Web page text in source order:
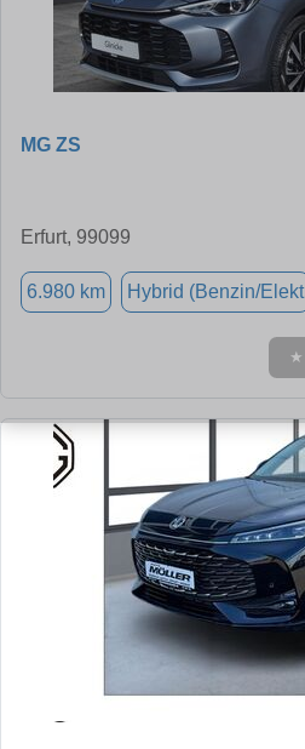
MG ZS
Erfurt, 99099
6.980 km Hybrid (Benzin/Elekt
★